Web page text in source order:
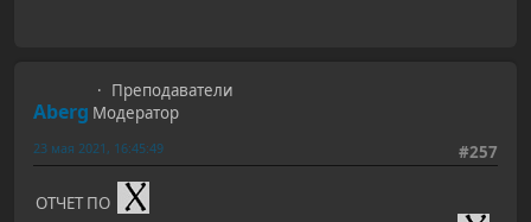
Aberg
Преподаватели
Модератор
#257
23 мая 2021, 16:45:49
ОТЧЕТ ПО